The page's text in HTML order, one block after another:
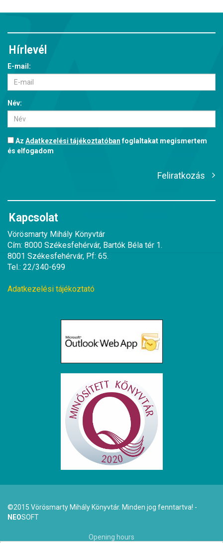
Hírlevél
E-mail:
Név:
Az Adatkezelési tájékoztatóbanfoglaltakat megismertem
és elfogadom
Feliratkozás
Kapcsolat
Vörösmarty Mihály Könyvtár
Cím: 8000 Székesfehérvár, Bartók Béla tér 1.
8001 Székesfehérvár, Pf: 65.
Tel.: 22/340-699
Adatkezelési tájékoztató
©2015 Vörösmarty Mihály Könyvtár. Minden jog fenntartva! -
NEOSOFT
Opening hours